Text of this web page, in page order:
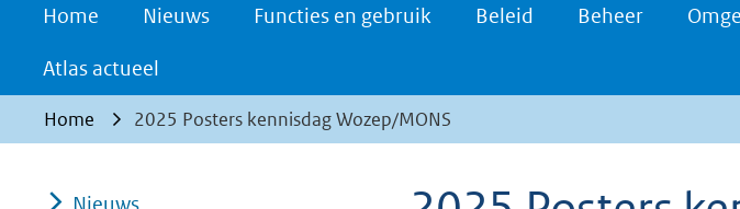
deze
website
worden
toegestaan
geweigerd.
Home Nieuws Functies en gebruik Beleid Beheer
Atlas actueel
Home 2025 Posters kennisdag Wozep/MONS